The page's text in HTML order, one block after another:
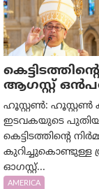
ആഗസ്റ്റ്
ഹൂസ്റ്റൺ: ഹൂസ്റ്റൺ
ഇടവകയുടെ
കെട്ടിടത്തിന്റെ
കുറിച്ചുകൊണ്ടുള്ള
ഓഗസ്റ്റ്...
AMERICA